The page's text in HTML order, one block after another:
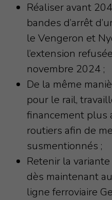
Réaliser avant
bandes d’arrêt
le Vengeron et
l’extension
novembre 2024 ;
De la même
pour le rail,
financement plus
routiers afin de
susmentionnés ;
Retenir la
dès maintenant
ligne ferroviaire